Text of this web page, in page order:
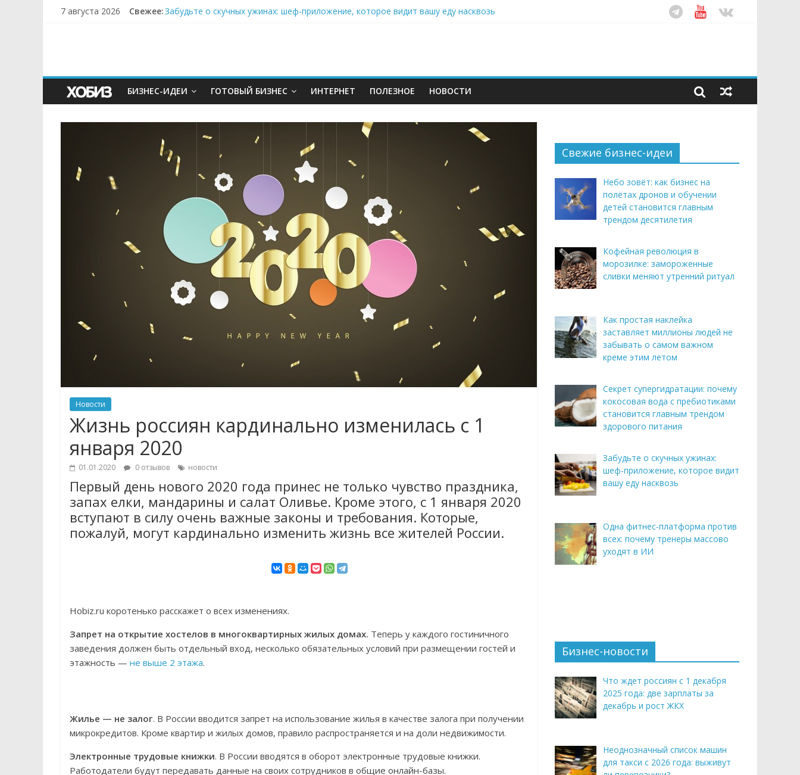
7 августа 2026 Свежее:Забудьте о скучных ужинах: шеф-приложение, которое видит вашу еду насквозь
БИЗНЕС-ИДЕИ ГОТОВЫЙ БИЗНЕС ИНТЕРНЕТ ПОЛЕЗНОЕ НОВОСТИ
Новости
Жизнь россиян кардинально изменилась с 1
января 2020
01.01.2020 0 отзывов новости
Первый день нового 2020 года принес не только чувство праздника,
запах елки, мандарины и салат Оливье. Кроме этого, с 1 января 2020
вступают в силу очень важные законы и требования. Которые,
пожалуй, могут кардинально изменить жизнь все жителей России.
Hobiz.ru коротенько расскажет о всех изменениях.
Запрет на открытие хостелов в многоквартирных жилых домах. Теперь у каждого гостиничного
заведения должен быть отдельный вход, несколько обязательных условий при размещении гостей и
этажность — не выше 2 этажа.
Жилье — не залог. В России вводится запрет на использование жилья в качестве залога при получении
микрокредитов. Кроме квартир и жилых домов, правило распространяется и на доли недвижимости.
Электронные трудовые книжки. В России вводятся в оборот электронные трудовые книжки.
Работодатели будут передавать данные на своих сотрудников в общие онлайн-базы.
Свежие бизнес-идеи
Небо зовёт: как бизнес на
полётах дронов и обучении
детей становится главным
трендом десятилетия
Кофейная революция в
морозилке: замороженные
сливки меняют утренний ритуал
Как простая наклейка
заставляет миллионы людей не
забывать о самом важном
креме этим летом
Секрет супергидратации: почему
кокосовая вода с пребиотиками
становится главным трендом
здорового питания
Забудьте о скучных ужинах:
шеф-приложение, которое видит
вашу еду насквозь
Одна фитнес-платформа против
всех: почему тренеры массово
уходят в ИИ
Бизнес-новости
Что ждет россиян с 1 декабря
2025 года: две зарплаты за
декабрь и рост ЖКХ
Неоднозначный список машин
для такси с 2026 года: выживут